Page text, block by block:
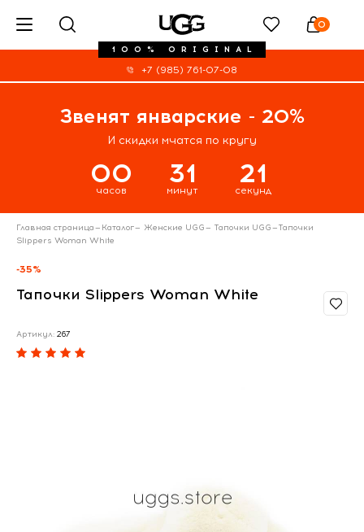
100% ORIGINAL
0
+7 (985) 761-07-08
Звенят январские - 20%
И скидки мчатся по кругу
00
часов
31
минут
21
секунд
Главная страница— Каталог— Женские UGG— Тапочки UGG—Тапочки
Slippers Woman White
-35%
Тапочки Slippers Woman White
Артикул: 267